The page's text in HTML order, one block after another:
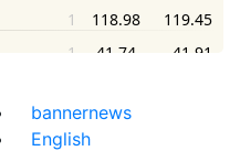
bannernews
English